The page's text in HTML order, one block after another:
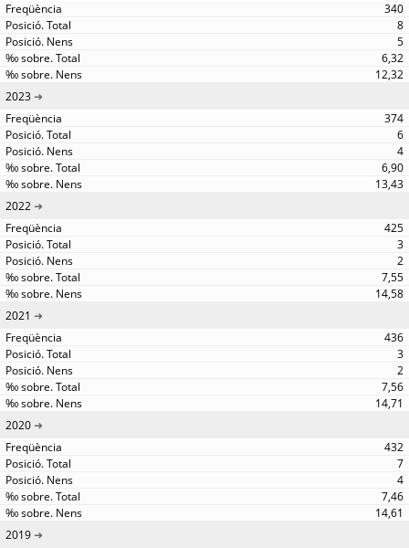
340
8
5
6,32
12,32
2023
374
6
4
6,90
13,43
2022
425
3
2
7,55
14,58
2021
436
3
2
7,56
14,71
2020
432
7
4
7,46
14,61
2019